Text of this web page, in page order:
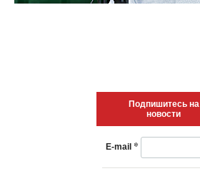
Подпишитесь на
новости
E-mail *